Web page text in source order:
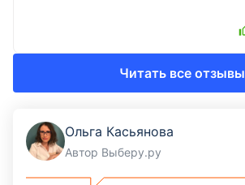
Читать все отзывы
Ольга Касьянова
Автор Выберу.ру